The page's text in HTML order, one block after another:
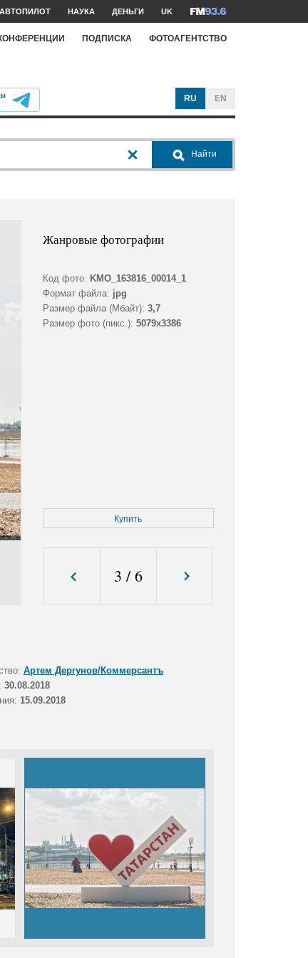
АВТОПИЛОТ НАУКА ДЕНЬГИ UK
ПОДПИСКА ФОТОАГЕНТСТВО
RU EN
Найти
Жанровые фотографии
Код фото: KMO_163816_00014_1
Формат файла: jpg
Размер файла (Мбайт): 3,7
Размер фото (пикс.): 5079x3386
Купить
3 /6
Артем Дергунов/Коммерсантъ
30.08.2018
15.09.2018